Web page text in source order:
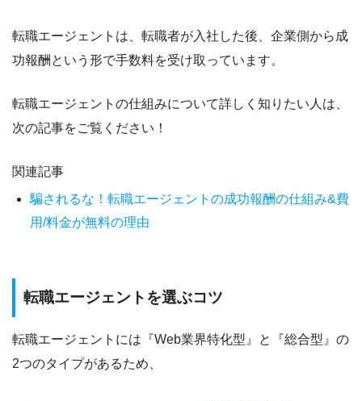
転職エージェントは、転職者が入社した後、 企業側から成
功報酬という形で手数料を受け取っています。
転職エージェントの仕組みについて詳しく知りたい人は、
次の記事をご覧ください！
関連記事
騙されるな！転職エージェントの成功報酬の仕組み&費
用/料金が無料の理由
転職エージェントを選ぶコツ
転職エージェントには『Web業界特化型 』と『総合型 』の
2つのタイプがあるため、